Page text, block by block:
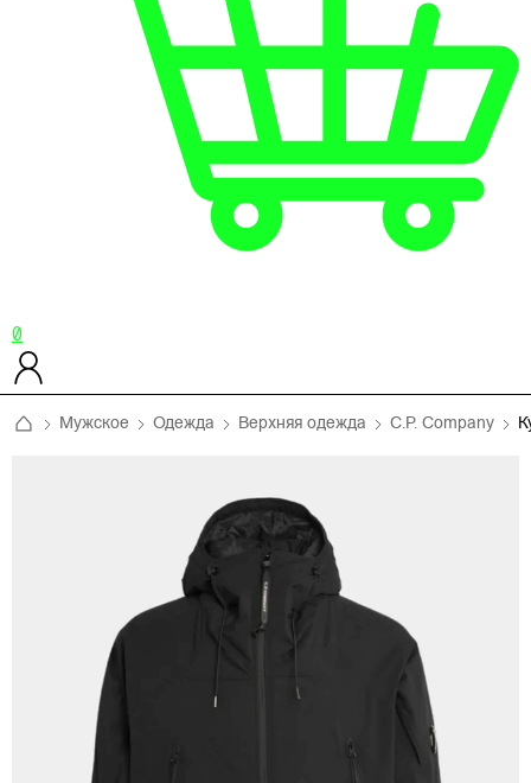
0
Мужское Одежда Верхняя одежда C.P. Company